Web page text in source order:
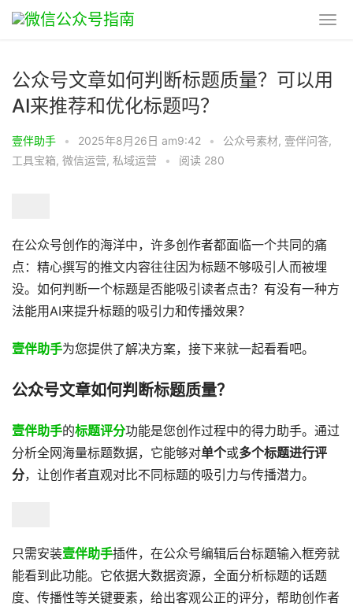
公众号文章如何判断标题质量？可以用
AI来推荐和优化标题吗？
壹伴助手 • 2025年8月26日 am9:42 • 公众号素材, 壹伴问答,
工具宝箱, 微信运营, 私域运营 • 阅读 280
在公众号创作的海洋中，许多创作者都面临一个共同的痛
点：精心撰写的推文内容往往因为标题不够吸引人而被埋
没。如何判断一个标题是否能吸引读者点击？有没有一种方
法能用AI来提升标题的吸引力和传播效果？
壹伴助手为您提供了解决方案，接下来就一起看看吧。
公众号文章如何判断标题质量？
壹伴助手的标题评分功能是您创作过程中的得力助手。通过
分析全网海量标题数据，它能够对单个或多个标题进行评
分，让创作者直观对比不同标题的吸引力与传播潜力。
只需安装壹伴助手插件，在公众号编辑后台标题输入框旁就
能看到此功能。它依据大数据资源，全面分析标题的话题
度、传播性等关键要素，给出客观公正的评分，帮助创作者